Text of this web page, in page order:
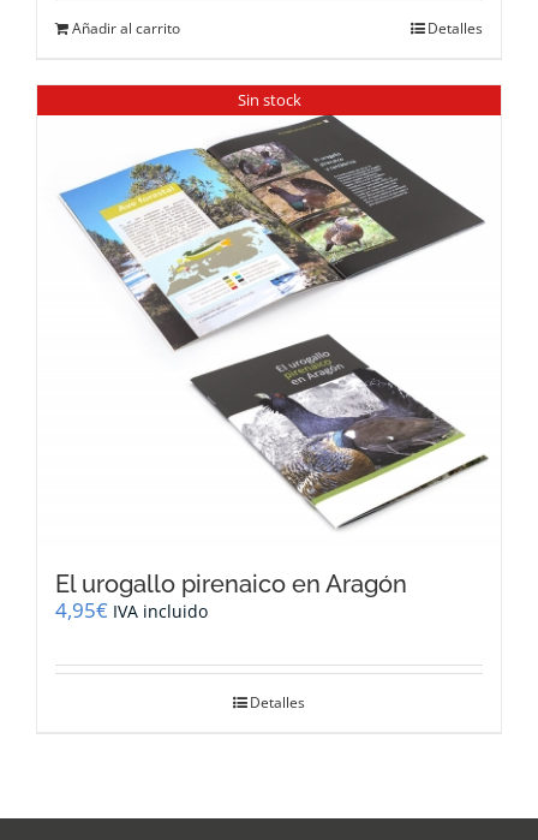
Añadir al carrito Detalles
Sin stock
El urogallo pirenaico en Aragón
4,95€ IVA incluido
Detalles